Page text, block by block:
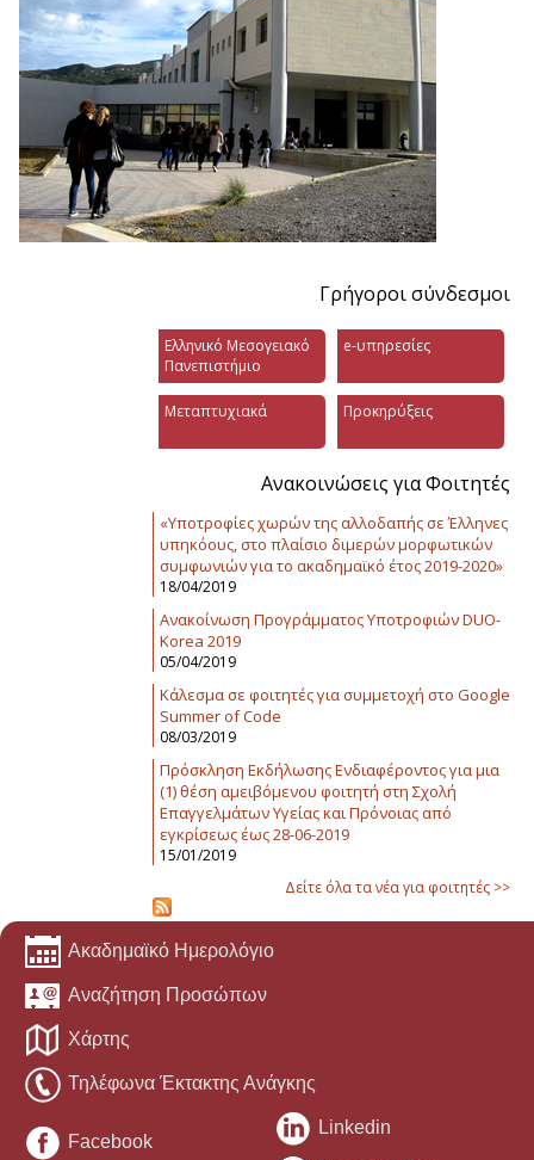
Γρήγοροι σύνδεσμοι
Ελληνικό Μεσογειακό
Πανεπιστήμιο
e-υπηρεσίες
Μεταπτυχιακά Προκηρύξεις
Ανακοινώσεις για Φοιτητές
«Υποτροφίες χωρών της αλλοδαπής σε Έλληνες
υπηκόους, στο πλαίσιο διμερών μορφωτικών
συμφωνιών για το ακαδημαϊκό έτος 2019-2020»
18/04/2019
Ανακοίνωση Προγράμματος Υποτροφιών DUO-
Korea 2019
05/04/2019
Κάλεσμα σε φοιτητές για συμμετοχή στο Google
Summer of Code
08/03/2019
Πρόσκληση Εκδήλωσης Ενδιαφέροντος για μια
(1) θέση αμειβόμενου φοιτητή στη Σχολή
Επαγγελμάτων Υγείας και Πρόνοιας από
εγκρίσεως έως 28-06-2019
15/01/2019
Δείτε όλα τα νέα για φοιτητές >>
Ακαδημαϊκό Ημερολόγιο
Αναζήτηση Προσώπων
Χάρτης
Τηλέφωνα Έκτακτης Ανάγκης
Facebook
Linkedin